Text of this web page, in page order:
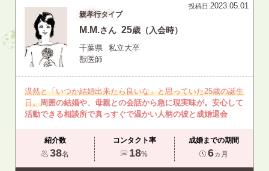
投稿日:2023.05.01
親孝行タイプ
M.M.さん 25歳（入会時）
千葉県
私立大卒
獣医師
漠然と「いつか結婚出来たら良いな」と思っていた25歳の誕生
日。周囲の結婚や、母親との会話から急に現実味が。安心して
活動できる相談所で真っすぐで温かい人柄の彼と成婚退会
紹介数
38名
コンタクト率
18%
成婚までの期間
6ヵ月